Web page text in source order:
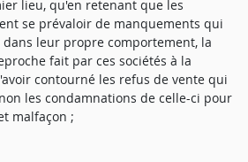
lieu, qu'en retenant que les
se prévaloir de manquements qui
leur propre comportement, la
fait par ces sociétés à la
contourné les refus de vente qui
les condamnations de celle-ci pour
malfaçon ;